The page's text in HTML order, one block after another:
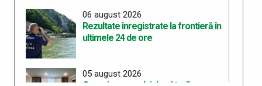
06 august 2026
Rezultate înregistrate la frontieră în
ultimele 24 de ore
05 august 2026